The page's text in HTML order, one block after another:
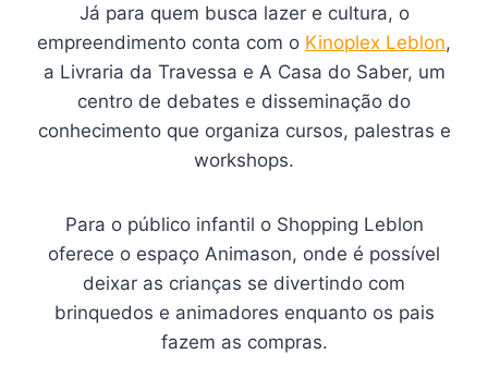
Já para quem busca lazer e cultura, o
empreendimento conta com o Kinoplex Leblon,
a Livraria da Travessa e A Casa do Saber, um
centro de debates e disseminação do
conhecimento que organiza cursos, palestras e
workshops.
Para o público infantil o Shopping Leblon
oferece o espaço Animason, onde é possível
deixar as crianças se divertindo com
brinquedos e animadores enquanto os pais
fazem as compras.